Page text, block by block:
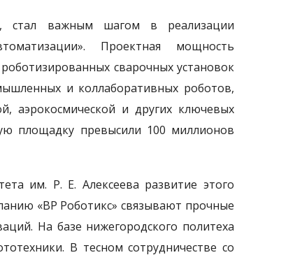
стал важным шагом в реализации
Проектная мощность
сварочных установок
и коллаборативных роботов,
аэрокосмической и других ключевых
площадку превысили 100 миллионов
им. Р. Е. Алексеева развитие этого
«ВР Роботикс» связывают прочные
На базе нижегородского политеха
В тесном сотрудничестве со